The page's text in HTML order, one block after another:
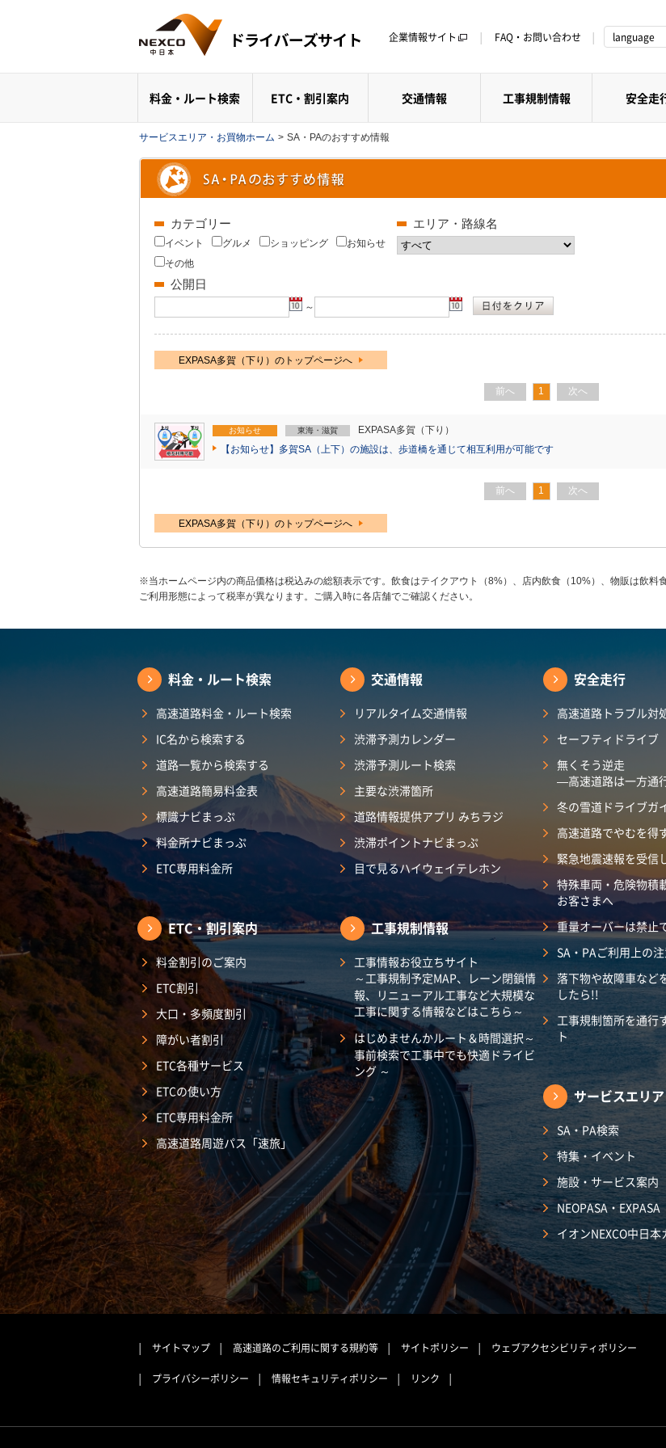
企業情報サイト FAQ・お問い合わせ language
料金・ルート検索 ETC・割引案内 交通情報 工事規制情報 安全走
サービスエリア・お買物ホーム > SA・PAのおすすめ情報
カテゴリー
イベント グルメ ショッピング
お知らせ
その他
エリア・路線名
公開日
～
EXPASA多賀（下り）のトップページへ
前へ 1 次へ
お知らせ 東海・滋賀
EXPASA多賀（下り）
【お知らせ】多賀SA（上下）の施設は、歩道橋を通じて相互利用が可能です
前へ 1 次へ
EXPASA多賀（下り）のトップページへ
※当ホームページ内の商品価格は税込みの総額表示です。飲食はテイクアウト（8%）、店内飲食（10%）、物販は飲
ご利用形態によって税率が異なります。ご購入時に各店舗でご確認ください。
料金・ルート検索
高速道路料金・ルート検索
IC名から検索する
道路一覧から検索する
高速道路簡易料金表
標識ナビまっぷ
料金所ナビまっぷ
ETC専用料金所
ETC・割引案内
料金割引のご案内
ETC割引
大口・多頻度割引
障がい者割引
ETC各種サービス
ETCの使い方
ETC専用料金所
高速道路周遊パス「速旅」
交通情報
リアルタイム交通情報
渋滞予測カレンダー
渋滞予測ルート検索
主要な渋滞箇所
道路情報提供アプリ みちラジ
渋滞ポイントナビまっぷ
目で見るハイウェイテレホン
工事規制情報
工事情報お役立ちサイト
～工事規制予定MAP、レーン閉鎖情
報、リニューアル工事など大規模な
工事に関する情報などはこちら～
はじめませんかルート＆時間選択～
事前検索で工事中でも快適ドライビ
ング ～
安全走行
高速道路トラブル対
セーフティドライブ
無くそう逆走
―高速道路は一方通
冬の雪道ドライブガ
高速道路でやむを得
緊急地震速報を受信
特殊車両・危険物積
お客さまへ
重量オーバーは禁止
SA・PAご利用上の
落下物や故障車など
したら!!
工事規制箇所を通行
ト
サービスエリ
SA・PA検索
特集・イベント
施設・サービス案内
NEOPASA・EXPASA
イオンNEXCO中日本
サイトマップ 高速道路のご利用に関する規約等 サイトポリシー ウェブアクセシビリティポリシー
プライバシーポリシー 情報セキュリティポリシー リンク